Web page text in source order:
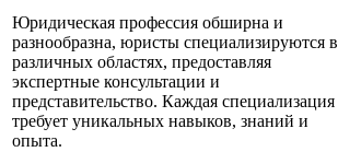
Юридическая профессия обширна и
разнообразна, юристы специализируются в
различных областях, предоставляя
экспертные консультации и
представительство. Каждая специализация
требует уникальных навыков, знаний и
опыта.